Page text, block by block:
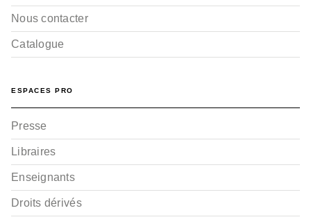
Nous contacter
Catalogue
ESPACES PRO
Presse
Libraires
Enseignants
Droits dérivés